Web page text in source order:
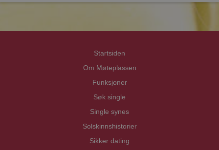
Startsiden
Om Møteplassen
Funksjoner
Søk single
Single synes
Solskinnshistorier
Sikker dating